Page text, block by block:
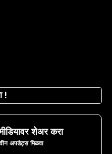
!
शेअर करा
अपडेट्स मिळवा